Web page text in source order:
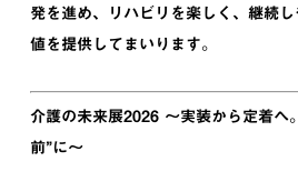
発を進め、リハビリを楽しく、継続
値を提供してまいります。
介護の未来展2026 ～実装から定着へ
前”に～